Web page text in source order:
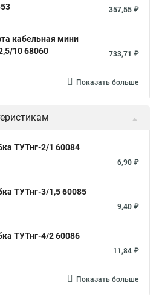
357,55 ₽
кабельная мини
10 68060
733,71 ₽
Показать больше
ТУТнг-2/1 60084
6,90 ₽
ТУТнг-3/1,5 60085
9,40 ₽
ТУТнг-4/2 60086
11,84 ₽
Показать больше